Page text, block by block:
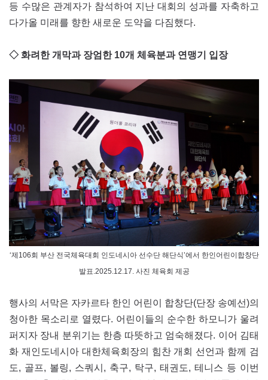
등 수많은 관계자가 참석하여 지난 대회의 성과를 자축하고
다가올 미래를 향한 새로운 도약을 다짐했다.
◇ 화려한 개막과 장엄한 10개 체육분과 연맹기 입장
‘제106회 부산 전국체육대회 인도네시아 선수단 해단식’에서 한인어린이합창단
발표.2025.12.17. 사진 체육회 제공
행사의 서막은 자카르타 한인 어린이 합창단(단장 송예선)의
청아한 목소리로 열렸다. 어린이들의 순수한 하모니가 울려
퍼지자 장내 분위기는 한층 따뜻하고 엄숙해졌다. 이어 김태
화 재인도네시아 대한체육회장의 힘찬 개회 선언과 함께 검
도, 골프, 볼링, 스쿼시, 축구, 탁구, 태권도, 테니스 등 이번